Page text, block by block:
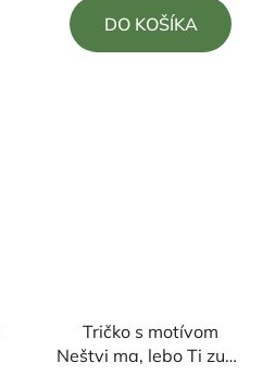
z
DO KOŠÍKA
Tričko s motívom
Neštvi ma, lebo Ti zuby